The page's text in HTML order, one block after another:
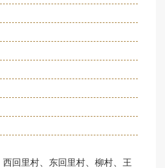
西回里村 东回里村 柳村
王